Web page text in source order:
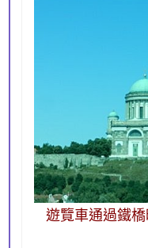
遊覽車通過鐵